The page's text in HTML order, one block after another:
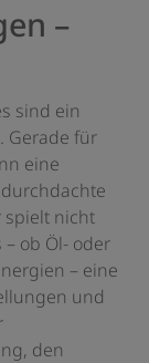
–
sind ein
Gerade für
eine
spielt nicht
ob Öl- oder
– eine
und
den